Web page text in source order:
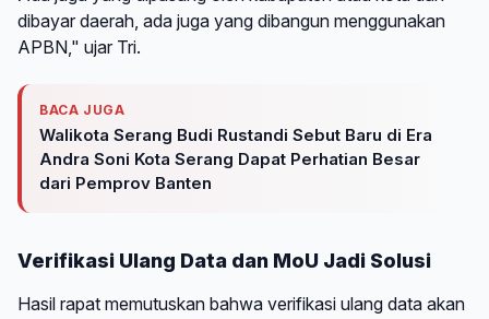
dibayar daerah, ada juga yang dibangun menggunakan
APBN," ujar Tri.
BACA JUGA
Walikota Serang Budi Rustandi Sebut Baru di Era
Andra Soni Kota Serang Dapat Perhatian Besar
dari Pemprov Banten
Verifikasi Ulang Data dan MoU Jadi Solusi
Hasil rapat memutuskan bahwa verifikasi ulang data akan